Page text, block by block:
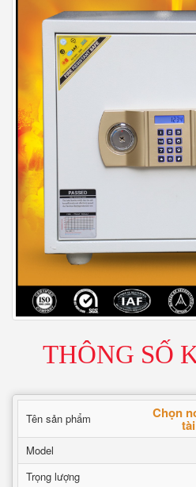
THÔNG SỐ
Tên sản phẩm Chọn
Model
Trọng lượng